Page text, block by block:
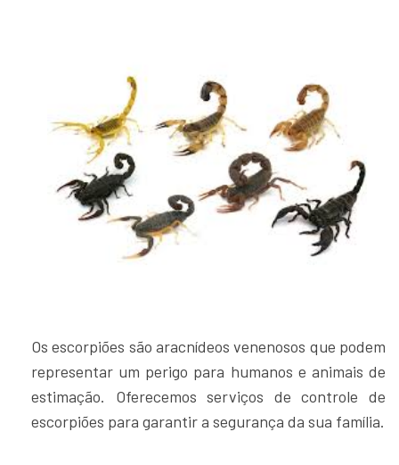
Os escorpiões são aracnídeos venenosos que podem
representar um perigo para humanos e animais de
estimação. Oferecemos serviços de controle de
escorpiões para garantir a segurança da sua família.